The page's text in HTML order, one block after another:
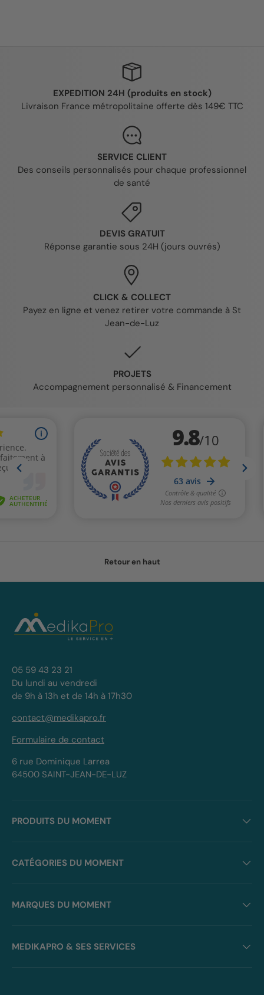
EXPEDITION 24H (produits en stock)
Livraison France métropolitaine offerte dès 149€ TTC
SERVICE CLIENT
Des conseils personnalisés pour chaque professionnel
de santé
DEVIS GRATUIT
Réponse garantie sous 24H (jours ouvrés)
CLICK & COLLECT
Payez en ligne et venez retirer votre commande à St
Jean-de-Luz
PROJETS
Accompagnement personnalisé & Financement
Retour en haut
05 59 43 23 21
Du lundi au vendredi
de 9h à 13h et de 14h à 17h30
contact@medikapro.fr
Formulaire de contact
6 rue Dominique Larrea
64500 SAINT-JEAN-DE-LUZ
PRODUITS DU MOMENT
CATÉGORIES DU MOMENT
MARQUES DU MOMENT
MEDIKAPRO & SES SERVICES